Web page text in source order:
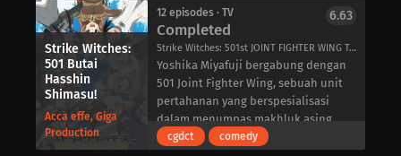
ketidakhadiran musuh, menemukan
tanda-tanda yang mengkhawatirkan
akan adanya rencana jahat terhadap
mereka.
Shingeki no Kyojin Season 3 Bagian 2
mengikuti Eren saat ia bersumpah
untuk mengambil kembali semua
yang pernah menjadi miliknya. Di
mengandalkan pesan dari ayah Yuki,
yang dikabarkan hilang, dan menuju
ke kota yang hilang, Lost.
Namun, rintangan tak terduga
menghadang di hadapan keduanya,
dengan kenyataan yang sangat
mengejutkan bagi Yuki. Di hadapan
mereka ada perasaan orang-orang
Strike Witches:
501 Butai
Hasshin
Shimasu!
Acca effe, Giga
Production
12 episodes · TV
Completed
Strike Witches: 501st JOINT FIGHTER WING Take Off!, ストライクウィッチーズ 501部隊発進しますっ！
6.63
Yoshika Miyafuji bergabung dengan
501 Joint Fighter Wing, sebuah unit
pertahanan yang berspesialisasi
dalam menumpas makhluk asing
yang dikenal sebagai Neuroi. Namun,
cgdct comedy